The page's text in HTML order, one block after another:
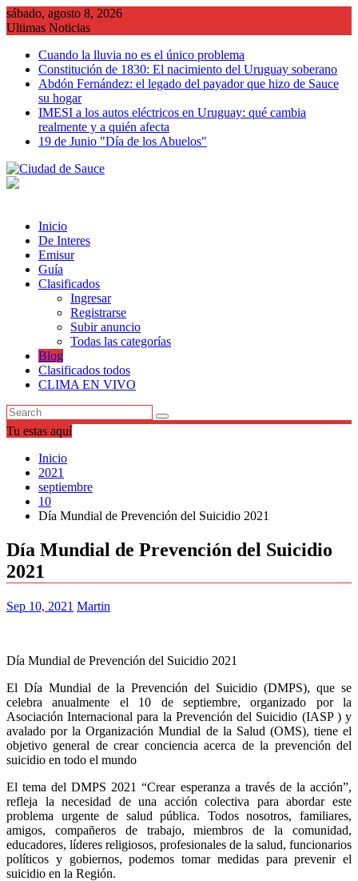
Saltar
al
sábado, agosto 8, 2026
Ultimas Noticias
Cuando la lluvia no es el único problema
Constitución de 1830: El nacimiento del Uruguay soberano
Abdón Fernández: el legado del payador que hizo de Sauce
su hogar
IMESI a los autos eléctricos en Uruguay: qué cambia
realmente y a quién afecta
19 de Junio "Día de los Abuelos"
Inicio
De Interes
Emisur
Guía
Clasificados
Ingresar
Registrarse
Subir anuncio
Todas las categorías
Blog
Clasificados todos
CLIMA EN VIVO
Tu estas aquí
Inicio
2021
septiembre
10
Día Mundial de Prevención del Suicidio 2021
Día Mundial de Prevención del Suicidio
2021
Sep 10, 2021 Martin
Día Mundial de Prevención del Suicidio 2021
El Día Mundial de la Prevención del Suicidio (DMPS), que se
celebra anualmente el 10 de septiembre, organizado por la
Asociación Internacional para la Prevención del Suicidio (IASP ) y
avalado por la Organización Mundial de la Salud (OMS), tiene el
objetivo general de crear conciencia acerca de la prevención del
suicidio en todo el mundo
El tema del DMPS 2021 “Crear esperanza a través de la acción”,
refleja la necesidad de una acción colectiva para abordar este
problema urgente de salud pública. Todos nosotros, familiares,
amigos, compañeros de trabajo, miembros de la comunidad,
educadores, líderes religiosos, profesionales de la salud, funcionarios
políticos y gobiernos, podemos tomar medidas para prevenir el
suicidio en la Región.